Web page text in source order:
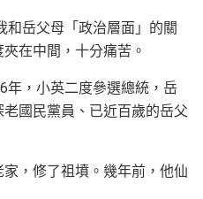
和岳父母「政治層面」的關
在中間，十分痛苦。
年，小英二度參選總統，岳
國民黨員、已近百歲的岳父
，修了祖墳。幾年前，他仙